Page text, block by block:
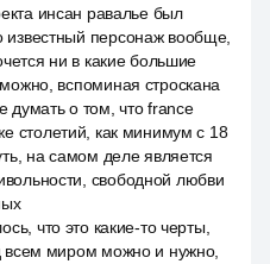
инсан равалье был
персонаж вообще,
ни в какие большие
вспоминая строскана
думать о том, что france
столетий, как минимум с 18
на самом деле является
свободной любви
что это какие-то черты,
всем миром можно и нужно,